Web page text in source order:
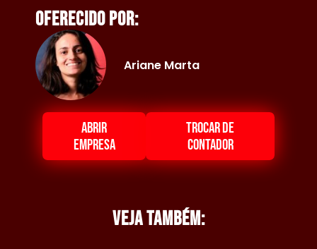
Oferecido por:
Ariane Marta
ABRIR
EMPRESA
TROCAR DE
CONTADOR
Veja também: